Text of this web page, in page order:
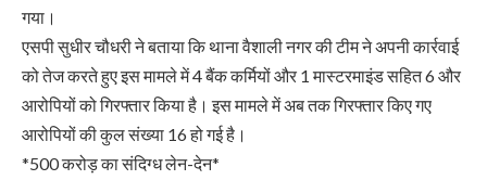
गया।
एसपी सुधीर चौधरी ने बताया कि थाना वैशाली नगर की टीम ने अपनी कार्रवाई
को तेज करते हुए इस मामले में 4 बैंक कर्मियों और 1 मास्टरमाइंड सहित 6 और
आरोपियों को गिरफ्तार किया है। इस मामले में अब तक गिरफ्तार किए गए
आरोपियों की कुल संख्या 16 हो गई है।
*500 करोड़ का संदिग्ध लेन-देन*